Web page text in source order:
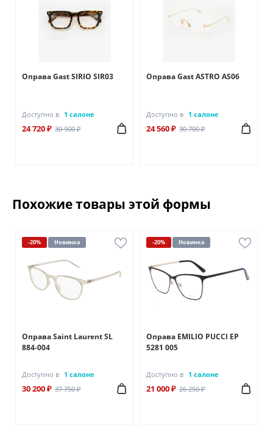
Оправа Gast SIRIO SIR03
Доступно в 1 салоне
24 720 ₽ 30 900 ₽
Оправа Gast ASTRO AS06
Доступно в 1 салоне
24 560 ₽ 30 700 ₽
Похожие товары этой формы
-20% Новинка
Оправа Saint Laurent SL
884-004
Доступно в 1 салоне
30 200 ₽ 37 750 ₽
-20% Новинка
Оправа EMILIO PUCCI EP
5281 005
Доступно в 1 салоне
21 000 ₽ 26 250 ₽